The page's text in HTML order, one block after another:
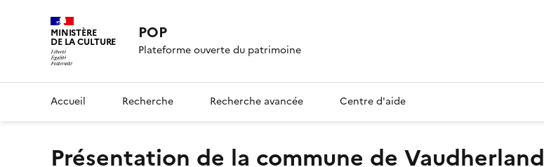
MINISTÈRE
DE LA CULTURE POP
Plateforme ouverte du patrimoine
Accueil Recherche Recherche avancée Centre d'aide
présentation de la commune de Vaudherland